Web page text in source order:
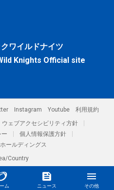
ム ニュース その他
ワイルドナイツ
Knights Official site
Instagram Youtube
利用規約
ウェブアクセシビリティ方針
ー
個人情報保護方針
ールディングス
Country
埼玉パナソニックワイルドナイツ
Sports Co., Ltd.